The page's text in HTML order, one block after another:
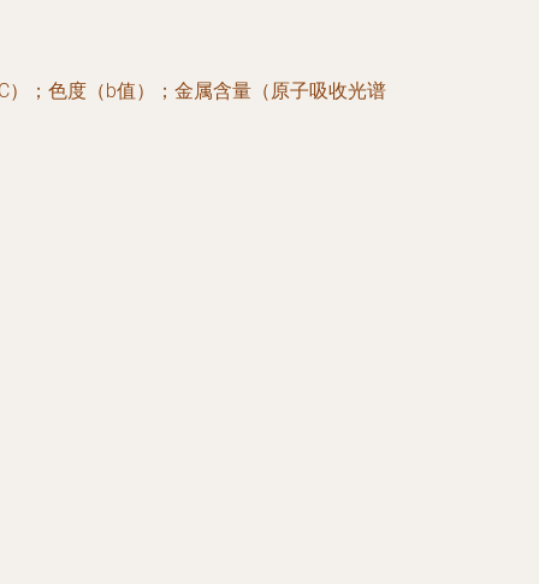
）；色度（b值）；金属含量（原子吸收光谱